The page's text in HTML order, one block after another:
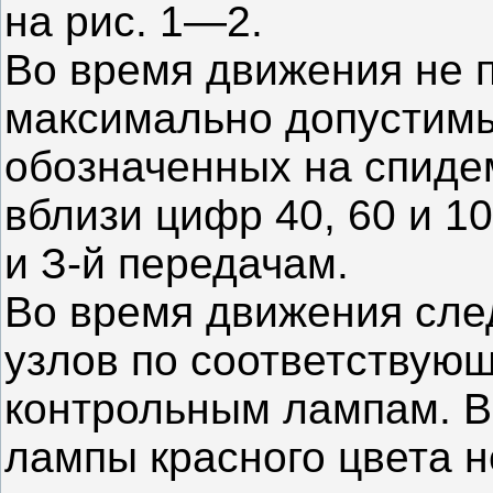
на рис. 1—2.
Во время движения не
максимально
обозначенных на
вблизи цифр 40, 60 и
и З-й передачам.
Во время движения
узлов по
контрольным лампам.
лампы красного цвета